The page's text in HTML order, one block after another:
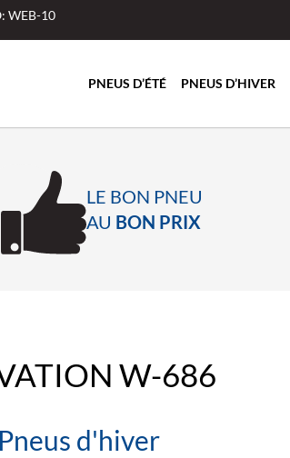
WEB-10
PNEUS D’ÉTÉ PNEUS D’HIVER
LE BON PNEU
AU BON PRIX
W-686
d'hiver